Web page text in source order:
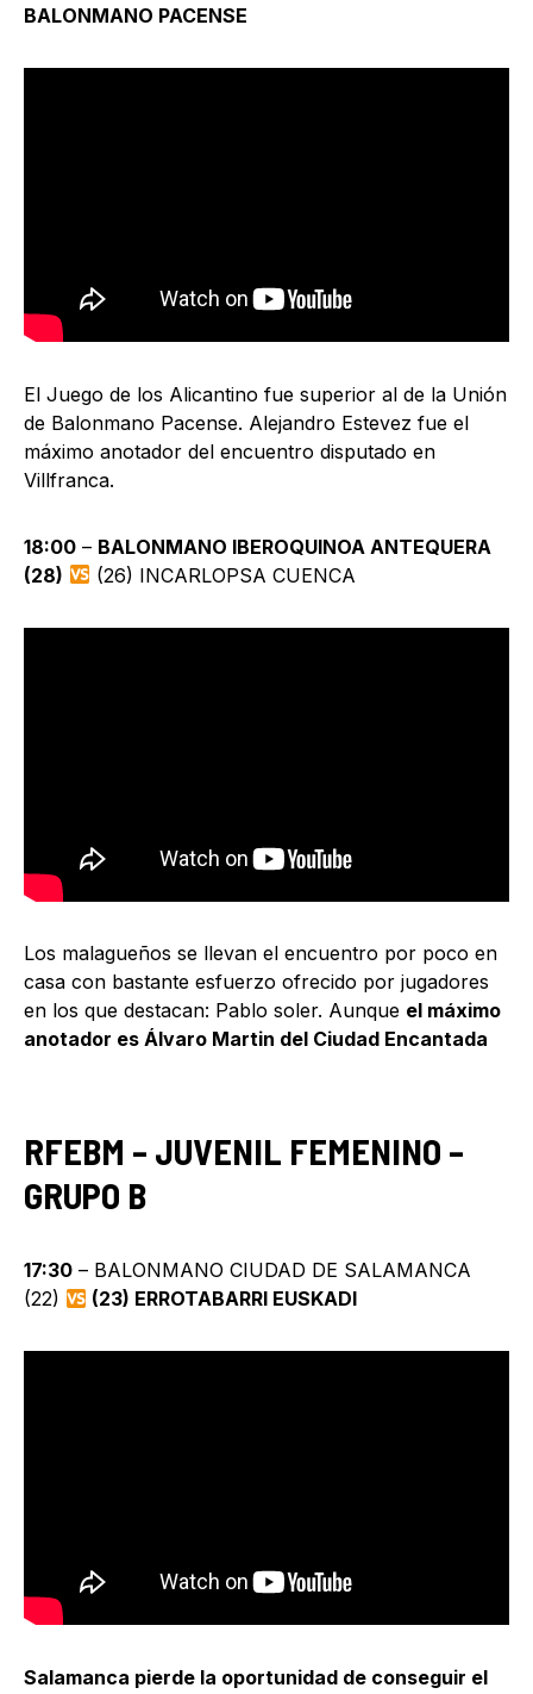
BALONMANO PACENSE
El Juego de los Alicantino fue superior al de la Unión
de Balonmano Pacense. Alejandro Estevez fue el
máximo anotador del encuentro disputado en
Villfranca.
18:00 – BALONMANO IBEROQUINOA ANTEQUERA
(28)
(26) INCARLOPSA CUENCA
Los malagueños se llevan el encuentro por poco en
casa con bastante esfuerzo ofrecido por jugadores
en los que destacan: Pablo soler. Aunque el máximo
anotador es Álvaro Martin del Ciudad Encantada
RFEBM – JUVENIL FEMENINO –
GRUPO B
17:30 – BALONMANO CIUDAD DE SALAMANCA
(22)
(23) ERROTABARRI EUSKADI
Salamanca pierde la oportunidad de conseguir el